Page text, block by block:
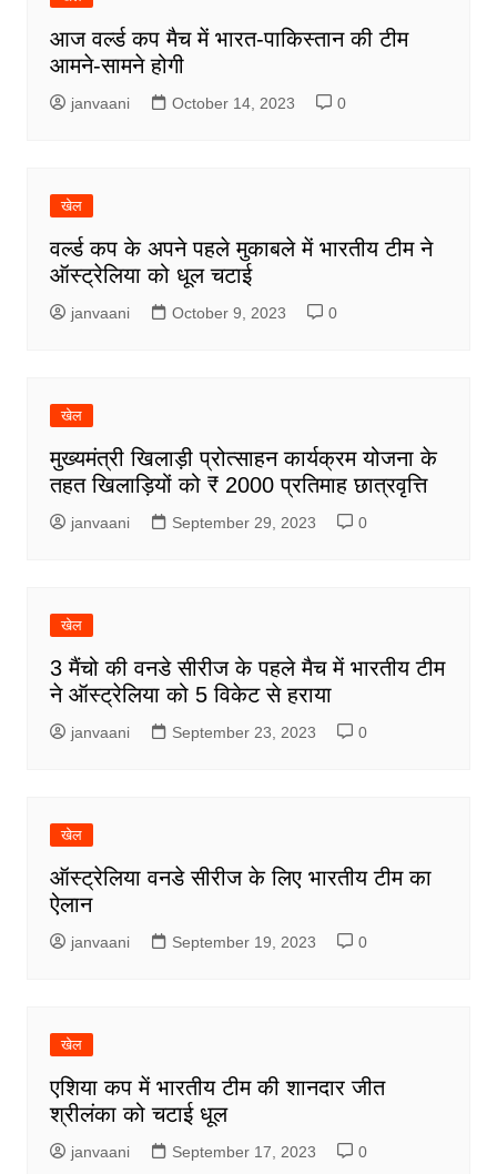
आज वर्ल्ड कप मैच में भारत-पाकिस्तान की टीम
आमने-सामने होगी
janvaani October 14, 2023 0
खेल
वर्ल्ड कप के अपने पहले मुकाबले में भारतीय टीम ने
ऑस्ट्रेलिया को धूल चटाई
janvaani October 9, 2023 0
खेल
मुख्यमंत्री खिलाड़ी प्रोत्साहन कार्यक्रम योजना के
तहत खिलाड़ियों को ₹ 2000 प्रतिमाह छात्रवृत्ति
janvaani September 29, 2023 0
खेल
3 मैंचो की वनडे सीरीज के पहले मैच में भारतीय टीम
ने ऑस्ट्रेलिया को 5 विकेट से हराया
janvaani September 23, 2023 0
खेल
ऑस्ट्रेलिया वनडे सीरीज के लिए भारतीय टीम का
ऐलान
janvaani September 19, 2023 0
खेल
एशिया कप में भारतीय टीम की शानदार जीत
श्रीलंका को चटाई धूल
janvaani September 17, 2023 0